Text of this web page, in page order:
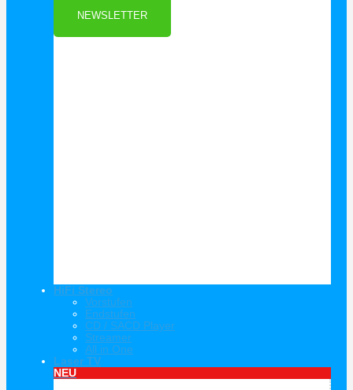
NEWSLETTER
HiFi Stereo
Vorstufen
Endstufen
CD / SACD Player
Streamer
All in One
Laser TV
NEU